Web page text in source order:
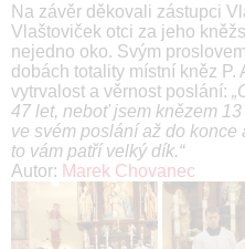
Na závěr děkovali zástupci
Vlaštoviček otci za jeho
nejedno oko. Svým
dobách totality místní kněz P.
vytrvalost a věrnost poslání:
47 let, neboť jsem knězem
ve svém poslání až do konce
to vám patří velký dík.“
Autor: Marek Chovanec